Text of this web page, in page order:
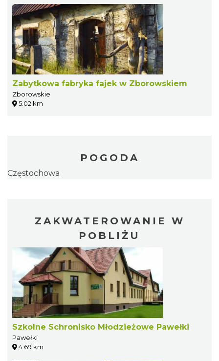
Zabytkowa fabryka fajek w Zborowskiem
Zborowskie
5.02 km
POGODA
Częstochowa
ZAKWATEROWANIE W
POBLIŻU
Szkolne Schronisko Młodzieżowe Pawełki
Pawełki
4.69 km